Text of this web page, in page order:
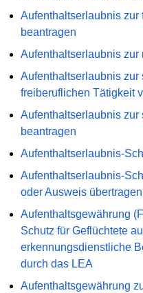
Aufenthaltserlaubnis
beantragen
Aufenthaltserlaubnis
Aufenthaltserlaubnis zur
freiberuflichen Tätigkeit
Aufenthaltserlaubnis
beantragen
Aufenthaltserlaubnis-
Aufenthaltserlaubnis-
oder Ausweis übertragen
Aufenthaltsgewährung
Schutz für Geflüchtete
erkennungsdienstliche
durch das LEA
Aufenthaltsgewährung